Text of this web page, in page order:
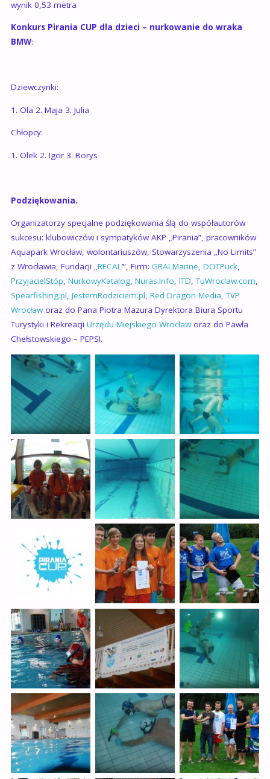
wynik 0,53 metra
Konkurs Pirania CUP dla dzieci – nurkowanie do wraka
BMW:
Dziewczynki:
1. Ola 2. Maja 3. Julia
Chłopcy:
1. Olek 2. Igor 3. Borys
Podziękowania.
Organizatorzy specjalne podziękowania ślą do współautorów
sukcesu: klubowiczów i sympatyków AKP „Pirania”, pracowników
Aquapark Wrocław, wolontariuszów, Stowarzyszenia „No Limits”
z Wrocławia, Fundacji „RECAL’”, Firm: GRALMarine, DOTPuck,
PrzyjacielStóp, NurkowyKatalog, Nuras.Info, ITD,TuWroclaw.com,
Spearfishing.pl, JestemRodziciem.pl, Red Dragon Media,TVP
Wrocławoraz do Pana Piotra Mazura Dyrektora Biura Sportu
Turystyki i Rekreacji Urzędu Miejskiego Wrocławoraz do Pawła
Chełstowskiego – PEPSI.